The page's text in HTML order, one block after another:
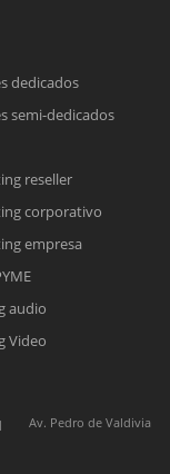
con el enlace a
el formulario
dedicados
semi-dedicados
reseller
corporativo
empresa
audio
Video
Av. Pedro de Valdivia